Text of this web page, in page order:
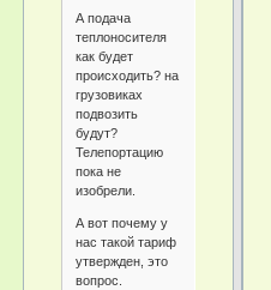
А подача
теплоносителя
как будет
происходить? на
грузовиках
подвозить
будут?
Телепортацию
пока не
изобрели.
А вот почему у
нас такой тариф
утвержден, это
вопрос.